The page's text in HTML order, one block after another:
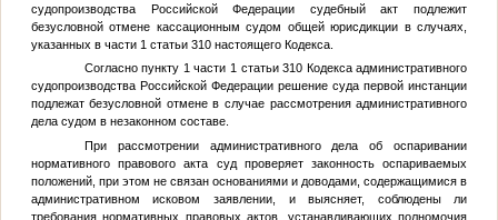
судопроизводства Российской Федерации судебный акт подлежит
безусловной отмене кассационным судом общей юрисдикции в случаях,
указанных в части 1 статьи 310 настоящего Кодекса.
Согласно пункту 1 части 1 статьи 310 Кодекса административного
судопроизводства Российской Федерации решение суда первой инстанции
подлежат безусловной отмене в случае рассмотрения административного
дела судом в незаконном составе.
При рассмотрении административного дела об оспаривании
нормативного правового акта суд проверяет законность оспариваемых
положений, при этом не связан основаниями и доводами, содержащимися в
административном исковом заявлении, и выясняет, соблюдены ли
требования нормативных правовых актов, устанавливающих полномочия